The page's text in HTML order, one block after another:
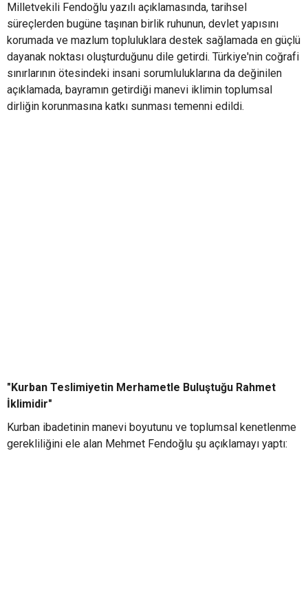
Milletvekili Fendoğlu yazılı açıklamasında, tarihsel
süreçlerden bugüne taşınan birlik ruhunun, devlet yapısını
korumada ve mazlum topluluklara destek sağlamada en güçlü
dayanak noktası oluşturduğunu dile getirdi. Türkiye'nin coğrafi
sınırlarının ötesindeki insani sorumluluklarına da değinilen
açıklamada, bayramın getirdiği manevi iklimin toplumsal
dirliğin korunmasına katkı sunması temenni edildi.
"Kurban Teslimiyetin Merhametle Buluştuğu Rahmet
İklimidir"
Kurban ibadetinin manevi boyutunu ve toplumsal kenetlenme
gerekliliğini ele alan Mehmet Fendoğlu şu açıklamayı yaptı: